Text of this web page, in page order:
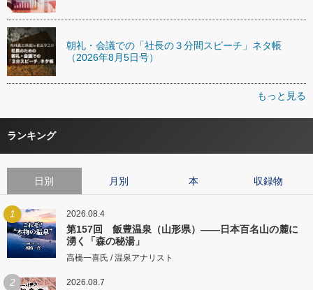
朝礼・会議での「社長の３分間スピーチ」ネタ帳
（2026年8月5日号）
もっと見る
ランキング
日別 月別 本 収録物
1 2026.08.4
第157回 飯豊温泉（山形県）――日本百名山の麓に
湧く「森の秘湯」
高橋一喜氏 / 温泉アナリスト
2 2026.08.7